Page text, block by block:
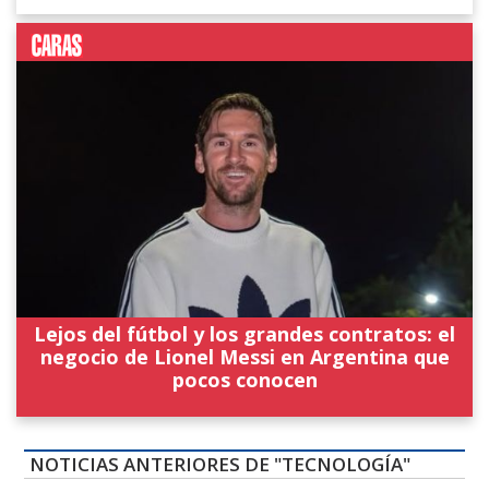
Lejos del fútbol y los grandes contratos: el
negocio de Lionel Messi en Argentina que
pocos conocen
NOTICIAS ANTERIORES DE "TECNOLOGÍA"